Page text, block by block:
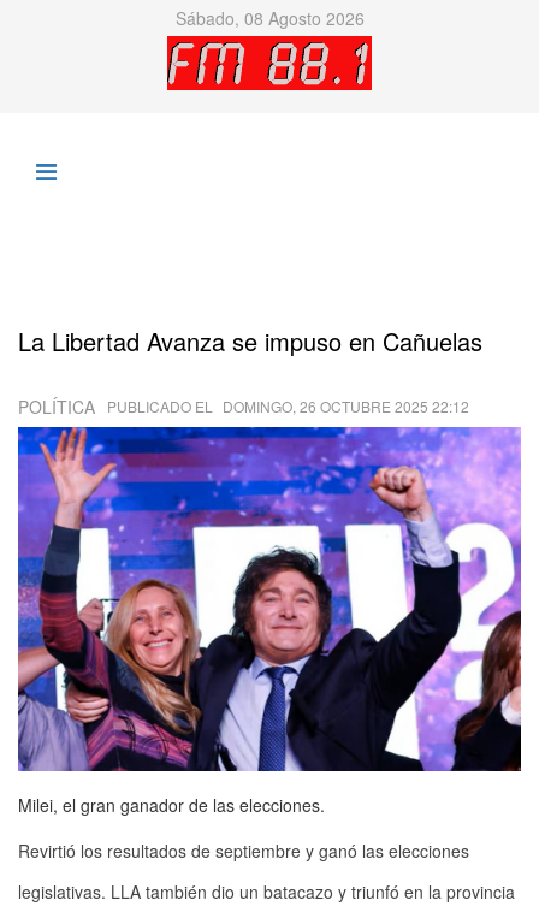
Sábado, 08 Agosto 2026
La Libertad Avanza se impuso en Cañuelas
POLÍTICA PUBLICADO EL DOMINGO, 26 OCTUBRE 2025 22:12
Milei, el gran ganador de las elecciones.
Revirtió los resultados de septiembre y ganó las elecciones
legislativas. LLA también dio un batacazo y triunfó en la provincia